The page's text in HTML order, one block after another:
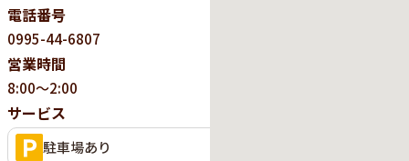
電話番号
0995-44-6807
営業時間
8:00～2:00
サービス
駐車場あり